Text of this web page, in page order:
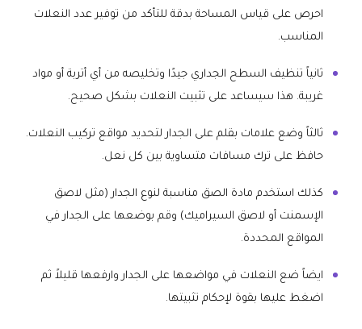
احرص على قياس المساحة بدقة للتأكد من توفير عدد النعلات
المناسب.
ثانياً تنظيف السطح الجداري جيدًا وتخليصه من أي أتربة أو مواد
غريبة. هذا سيساعد على تثبيت النعلات بشكل صحيح.
ثالثاً وضع علامات بقلم على الجدار لتحديد مواقع تركيب النعلات.
حافظ على ترك مسافات متساوية بين كل نعل.
كذلك استخدم مادة الصق مناسبة لنوع الجدار (مثل لاصق
الإسمنت أو لاصق السيراميك) وقم بوضعها على الجدار في
المواقع المحددة.
ايضاً ضع النعلات في مواضعها على الجدار وارفعها قليلاً ثم
اضغط عليها بقوة لإحكام تثبيتها.